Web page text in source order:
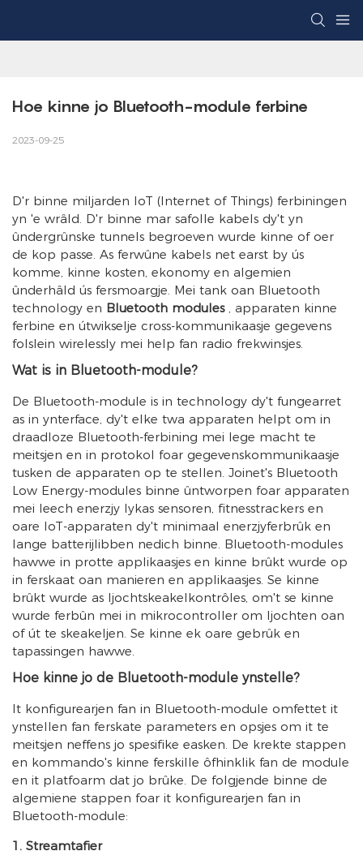
Hoe kinne jo Bluetooth-module ferbine
2023-09-25
D'r binne miljarden IoT (Internet of Things) ferbiningen
yn 'e wrâld. D'r binne mar safolle kabels dy't yn
ûndergrûnske tunnels begroeven wurde kinne of oer
de kop passe. As ferwûne kabels net earst by ús
komme, kinne kosten, ekonomy en algemien
ûnderhâld ús fersmoargje. Mei tank oan Bluetooth
technology en Bluetooth modules , apparaten kinne
ferbine en útwikselje cross-kommunikaasje gegevens
folslein wirelessly mei help fan radio frekwinsjes.
Wat is in Bluetooth-module?
De Bluetooth-module is in technology dy't fungearret
as in ynterface, dy't elke twa apparaten helpt om in
draadloze Bluetooth-ferbining mei lege macht te
meitsjen en in protokol foar gegevenskommunikaasje
tusken de apparaten op te stellen. Joinet's Bluetooth
Low Energy-modules binne ûntworpen foar apparaten
mei leech enerzjy lykas sensoren, fitnesstrackers en
oare IoT-apparaten dy't minimaal enerzjyferbrûk en
lange batterijlibben nedich binne. Bluetooth-modules
hawwe in protte applikaasjes en kinne brûkt wurde op
in ferskaat oan manieren en applikaasjes. Se kinne
brûkt wurde as ljochtskeakelkontrôles, om't se kinne
wurde ferbûn mei in mikrocontroller om ljochten oan
of út te skeakeljen. Se kinne ek oare gebrûk en
tapassingen hawwe.
Hoe kinne jo de Bluetooth-module ynstelle?
It konfigurearjen fan in Bluetooth-module omfettet it
ynstellen fan ferskate parameters en opsjes om it te
meitsjen neffens jo spesifike easken. De krekte stappen
en kommando's kinne ferskille ôfhinklik fan de module
en it platfoarm dat jo brûke. De folgjende binne de
algemiene stappen foar it konfigurearjen fan in
Bluetooth-module:
1. Streamtafier